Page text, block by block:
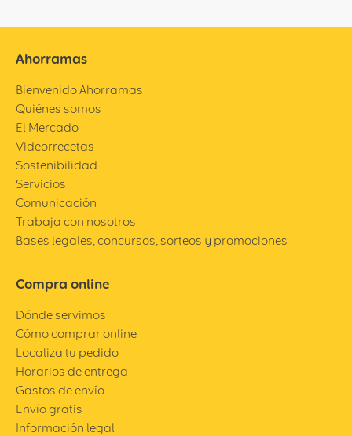
Ahorramas
Bienvenido Ahorramas
Quiénes somos
El Mercado
Videorrecetas
Sostenibilidad
Servicios
Comunicación
Trabaja con nosotros
Bases legales, concursos, sorteos y promociones
Compra online
Dónde servimos
Cómo comprar online
Localiza tu pedido
Horarios de entrega
Gastos de envío
Envío gratis
Información legal